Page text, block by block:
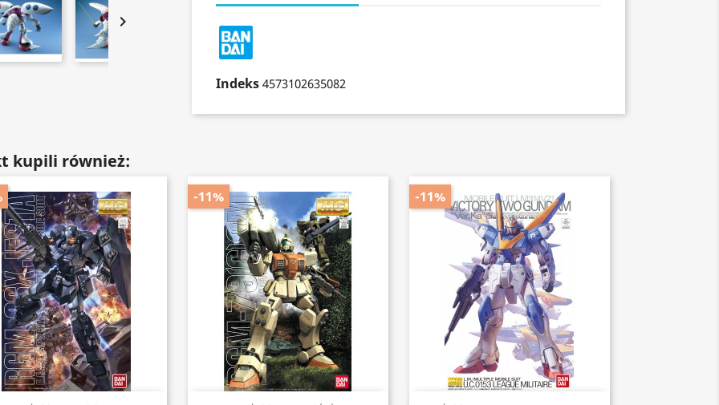

Indeks 4573102635082
kupili również:
-11% -11%